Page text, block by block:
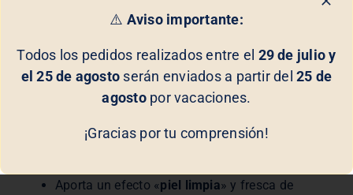
¡Quiero Masque Vivant!
💧Beneficios de usar Masque Vivant de
Biologique Recherche
Regula la producción de sebo sin agredir la piel.
Aporta un efecto «piel limpia» y fresca de
⚠️ Aviso importante:
Todos los pedidos realizados entre el 29 de julio y
el 25 de agosto serán enviados a partir del25 de
agostopor vacaciones.
¡Gracias por tu comprensión!